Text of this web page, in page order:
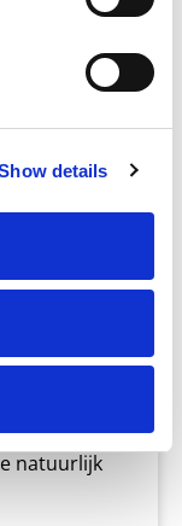
details
sommige
geheime)
rozen of
natuurlijk